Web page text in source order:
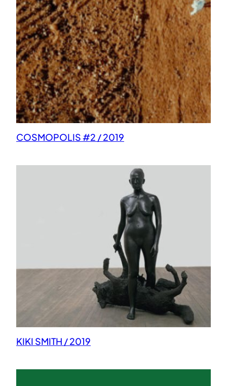
COSMOPOLIS #2 / 2019
KIKI SMITH / 2019